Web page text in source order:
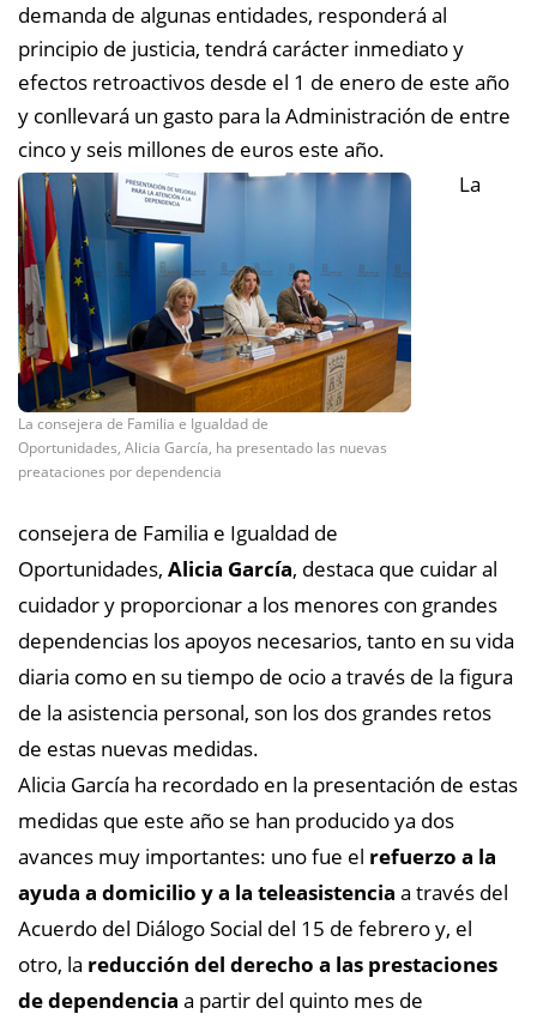
demanda de algunas entidades, responderá al
principio de justicia, tendrá carácter inmediato y
efectos retroactivos desde el 1 de enero de este año
y conllevará un gasto para la Administración de entre
cinco y seis millones de euros este año.
La consejera de Familia e Igualdad de
Oportunidades, Alicia García, ha presentado las nuevas
preataciones por dependencia
La
consejera de Familia e Igualdad de
Oportunidades, Alicia García, destaca que cuidar al
cuidador y proporcionar a los menores con grandes
dependencias los apoyos necesarios, tanto en su vida
diaria como en su tiempo de ocio a través de la figura
de la asistencia personal, son los dos grandes retos
de estas nuevas medidas.
Alicia García ha recordado en la presentación de estas
medidas que este año se han producido ya dos
avances muy importantes: uno fue el refuerzo a la
ayuda a domicilio y a la teleasistencia a través del
Acuerdo del Diálogo Social del 15 de febrero y, el
otro, la reducción del derecho a las prestaciones
de dependencia a partir del quinto mes de